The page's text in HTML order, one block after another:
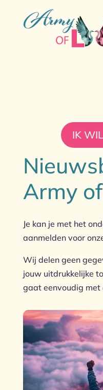
IK
Army
Je kan je met het
aanmelden voor
Wij delen geen
jouw uitdrukkelijke
gaat eenvoudig met